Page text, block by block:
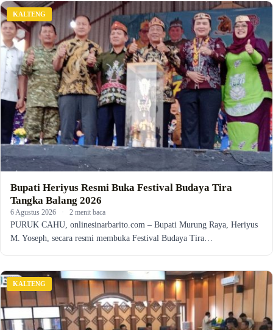
KALTENG
Bupati Heriyus Resmi Buka Festival Budaya Tira
Tangka Balang 2026
6 Agustus 2026 · 2 menit baca
PURUK CAHU, onlinesinarbarito.com – Bupati Murung Raya, Heriyus
M. Yoseph, secara resmi membuka Festival Budaya Tira…
KALTENG